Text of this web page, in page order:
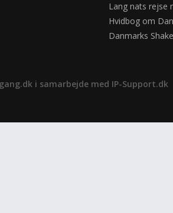
Lang nats rejse
Hvidbog om
Danmarks
i samarbejde med IP-Support.dk